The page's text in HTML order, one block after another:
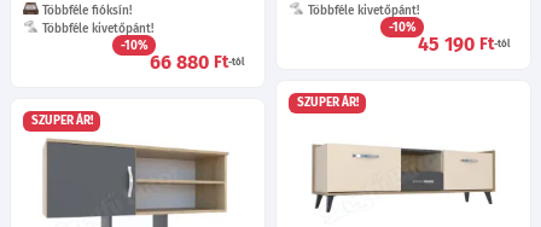
Többféle fióksín!
Többféle kivetőpánt!
-10%
66 880 Ft-tól
Többféle kivetőpánt!
-10%
45 190 Ft-tól
SZUPER ÁR!
SZUPER ÁR!